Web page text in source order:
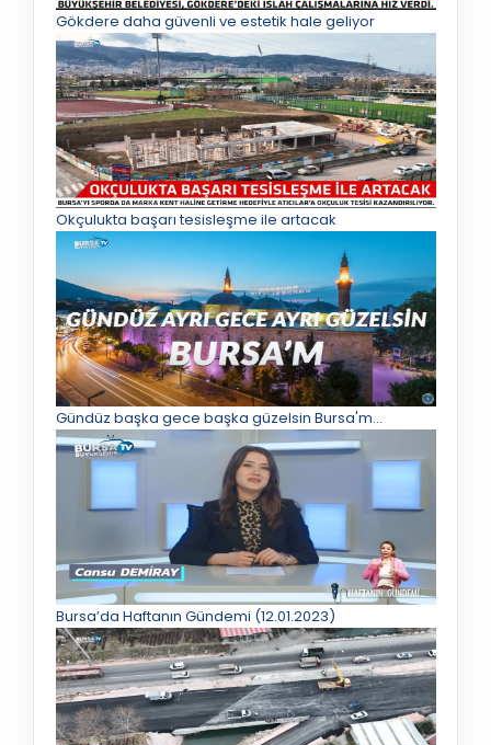
Gökdere daha güvenli ve estetik hale geliyor
Okçulukta başarı tesisleşme ile artacak
Gündüz başka gece başka güzelsin Bursa'm...
Bursa’da Haftanın Gündemi (12.01.2023)